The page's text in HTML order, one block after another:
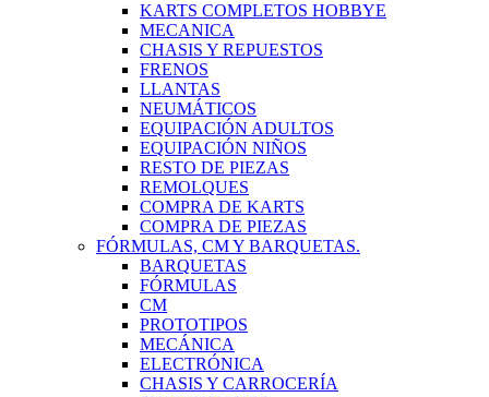
KARTS COMPLETOS HOBBYE
MECANICA
CHASIS Y REPUESTOS
FRENOS
LLANTAS
NEUMÁTICOS
EQUIPACIÓN ADULTOS
EQUIPACIÓN NIÑOS
RESTO DE PIEZAS
REMOLQUES
COMPRA DE KARTS
COMPRA DE PIEZAS
FÓRMULAS, CM Y BARQUETAS.
BARQUETAS
FÓRMULAS
CM
PROTOTIPOS
MECÁNICA
ELECTRÓNICA
CHASIS Y CARROCERÍA